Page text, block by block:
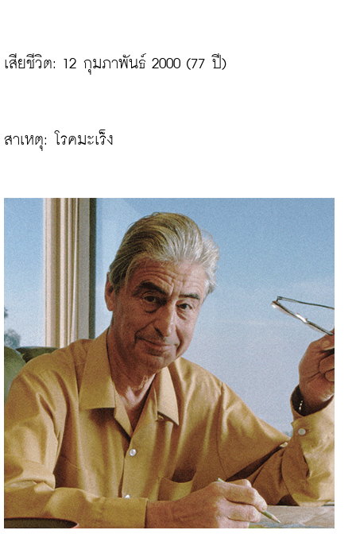
เสียชีวิต: 12 กุมภาพันธ์ 2000 (77 ปี)
สาเหตุ: โรคมะเร็ง